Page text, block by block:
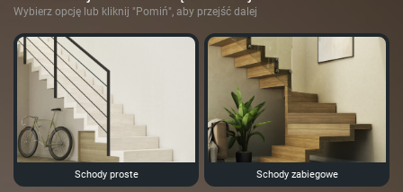
Wybierz opcję lub kliknij "Pomiń", aby przejść dalej
Schody proste Schody zabiegowe